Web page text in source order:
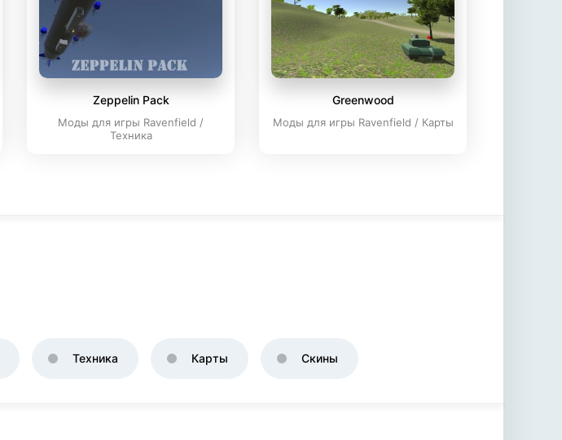
Zeppelin Pack
Моды для игры Ravenfield /
Техника
Greenwood
Моды для игры Ravenfield / Карты
Техника Карты Скины